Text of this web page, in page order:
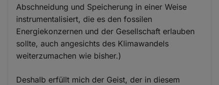
Abschneidung und Speicherung in einer Weise
instrumentalisiert, die es den fossilen
Energiekonzernen und der Gesellschaft erlauben
sollte, auch angesichts des Klimawandels
weiterzumachen wie bisher.)
Deshalb erfüllt mich der Geist, der in diesem